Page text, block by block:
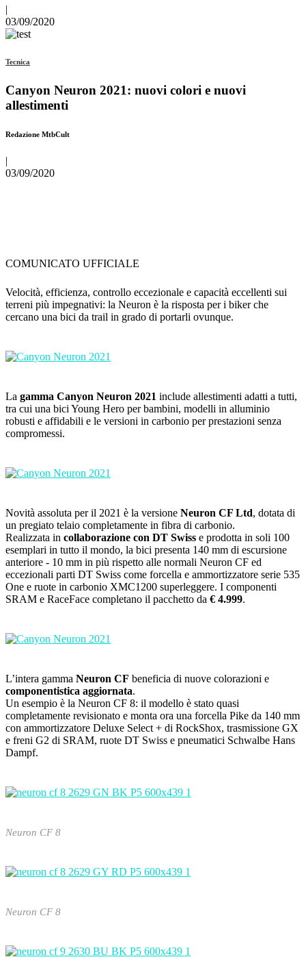
|
03/09/2020
Tecnica
Canyon Neuron 2021: nuovi colori e nuovi
allestimenti
Redazione MtbCult
03/09/2020
COMUNICATO UFFICIALE
Velocità, efficienza, controllo eccezionale e capacità eccellenti sui
terreni più impegnativi: la Neuron è la risposta per i biker che
cercano una bici da trail in grado di portarli ovunque.
La gamma Canyon Neuron 2021 include allestimenti adatti a tutti,
tra cui una bici Young Hero per bambini, modelli in alluminio
robusti e affidabili e le versioni in carbonio per prestazioni senza
compromessi.
Novità assoluta per il 2021 è la versione Neuron CF Ltd, dotata di
un pregiato telaio completamente in fibra di carbonio.
Realizzata in collaborazione con DT Swiss e prodotta in soli 100
esemplari in tutto il mondo, la bici presenta 140 mm di escursione
anteriore - 10 mm in più rispetto alle normali Neuron CF ed
eccezionali parti DT Swiss come forcella e ammortizzatore serie 535
One e ruote in carbonio XMC1200 superleggere. I componenti
SRAM e RaceFace completano il pacchetto da € 4.999.
L’intera gamma Neuron CF beneficia di nuove colorazioni e
componentistica aggiornata.
Un esempio è la Neuron CF 8: il modello è stato quasi
completamente revisionato e monta ora una forcella Pike da 140 mm
con ammortizzatore Deluxe Select + di RockShox, trasmissione GX
e freni G2 di SRAM, ruote DT Swiss e pneumatici Schwalbe Hans
Dampf.
Neuron CF 8
Neuron CF 8